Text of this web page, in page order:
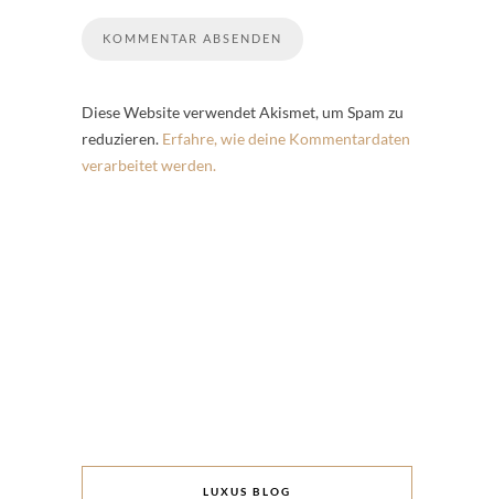
Diese Website verwendet Akismet, um Spam zu
reduzieren. Erfahre, wie deine Kommentardaten
verarbeitet werden.
LUXUS BLOG